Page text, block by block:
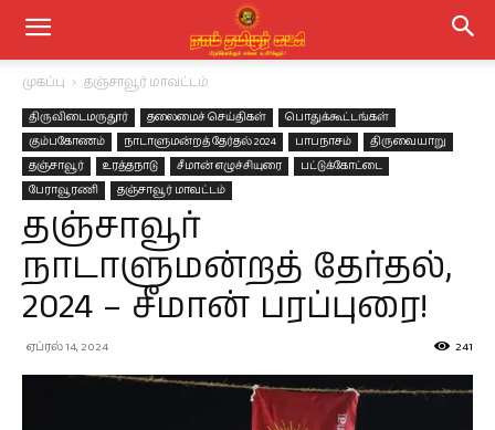
முகப்பு தஞ்சாவூர் மாவட்டம்
திருவிடைமருதூர் தலைமைச் செய்திகள்
பொதுக்கூட்டங்கள்
கும்பகோணம்
நாடாளுமன்றத் தேர்தல் 2024 பாபநாசம்
திருவையாறு
தஞ்சாவூர்
உரத்தநாடு சீமான் எழுச்சியுரை
பட்டுக்கோட்டை
பேராவூரணி
தஞ்சாவூர் மாவட்டம்
தஞ்சாவூர்
நாடாளுமன்றத் தேர்தல்,
2024 – சீமான் பரப்புரை!
ஏப்ரல் 14, 2024 241